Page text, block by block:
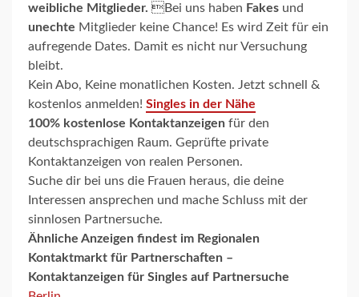
weibliche Mitglieder. Bei uns haben Fakes und
unechte Mitglieder keine Chance! Es wird Zeit für ein
aufregende Dates. Damit es nicht nur Versuchung
bleibt.
Kein Abo, Keine monatlichen Kosten. Jetzt schnell &
kostenlos anmelden! Singles in der Nähe
100% kostenlose Kontaktanzeigen für den
deutschsprachigen Raum. Geprüfte private
Kontaktanzeigen von realen Personen.
Suche dir bei uns die Frauen heraus, die deine
Interessen ansprechen und mache Schluss mit der
sinnlosen Partnersuche.
Ähnliche Anzeigen findest im Regionalen
Kontaktmarkt für Partnerschaften –
Kontaktanzeigen für Singles auf Partnersuche